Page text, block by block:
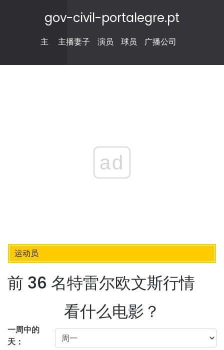
gov-civil-portalegre.pt
主 主播妻子 演员 球员 广播公司
ad
运动员
前 36 名特雷尔欧文斯行情
看什么电影？
一周中的
天：